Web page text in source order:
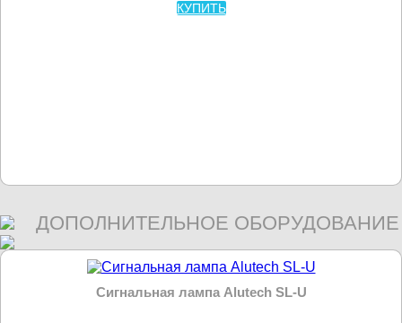
КУПИТЬ
ДОПОЛНИТЕЛЬНОЕ ОБОРУДОВАНИЕ
Сигнальная лампа Alutech SL-U